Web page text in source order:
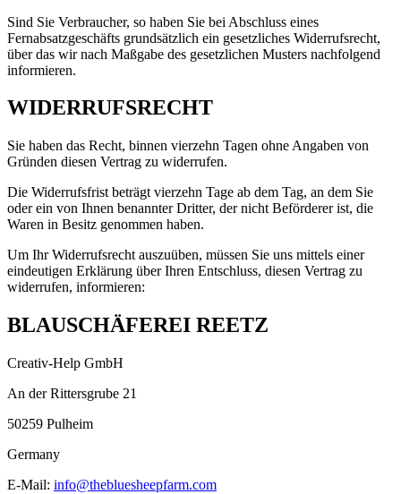
Sind Sie Verbraucher, so haben Sie bei Abschluss eines
Fernabsatzgeschäfts grundsätzlich ein gesetzliches Widerrufsrecht,
über das wir nach Maßgabe des gesetzlichen Musters nachfolgend
informieren.
WIDERRUFSRECHT
Sie haben das Recht, binnen vierzehn Tagen ohne Angaben von
Gründen diesen Vertrag zu widerrufen.
Die Widerrufsfrist beträgt vierzehn Tage ab dem Tag, an dem Sie
oder ein von Ihnen benannter Dritter, der nicht Beförderer ist, die
Waren in Besitz genommen haben.
Um Ihr Widerrufsrecht auszuüben, müssen Sie uns mittels einer
eindeutigen Erklärung über Ihren Entschluss, diesen Vertrag zu
widerrufen, informieren:
BLAUSCHÄFEREI REETZ
Creativ-Help GmbH
An der Rittersgrube 21
50259 Pulheim
Germany
E-Mail: info@thebluesheepfarm.com